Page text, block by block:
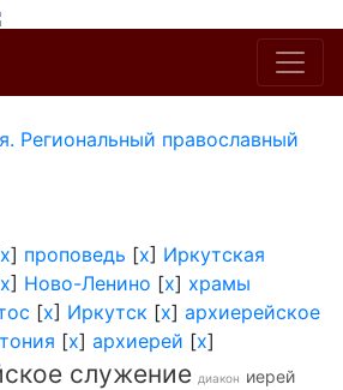
Региональный православный
x] проповедь [x] Иркутская
x] Ново-Ленино [x] храмы
[x] Иркутск [x] архиерейское
[x] архиерей [x]
служение диакон иерей